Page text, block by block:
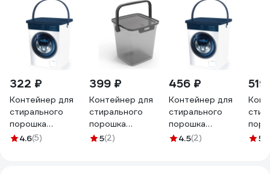
322 ₽
Контейнер для
стирального
порошка
Полимербыт 5л,
4.6(5)
399 ₽
Контейнер для
стирального
порошка
Полимербыт
5(2)
456 ₽
Контейнер для
стирального
порошка
ПОЛИМЕРБЫТ 8,5
4.5(2)
519
5